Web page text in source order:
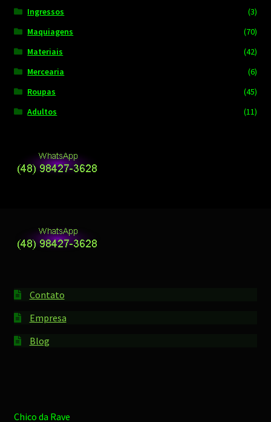
Ingressos
(3)
Maquiagens
(70)
Materiais
(42)
Mercearia
(6)
Roupas
(45)
Adultos
(11)
Contato
Empresa
Blog
Chico da Rave